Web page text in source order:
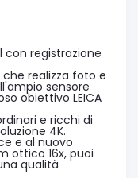
con registrazione
realizza foto e
sensore
obiettivo LEICA
e ricchi di
4K.
e al nuovo
ottico 16x, puoi
qualità